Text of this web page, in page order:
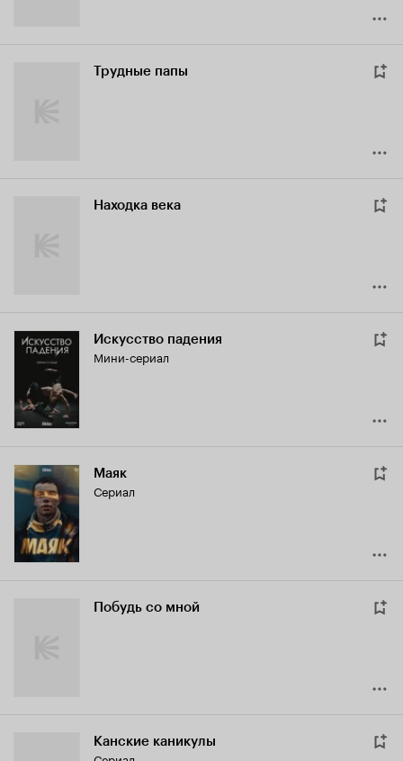
Трудные папы
Находка века
Искусство падения
Мини-сериал
Маяк
Сериал
Побудь со мной
Канские каникулы